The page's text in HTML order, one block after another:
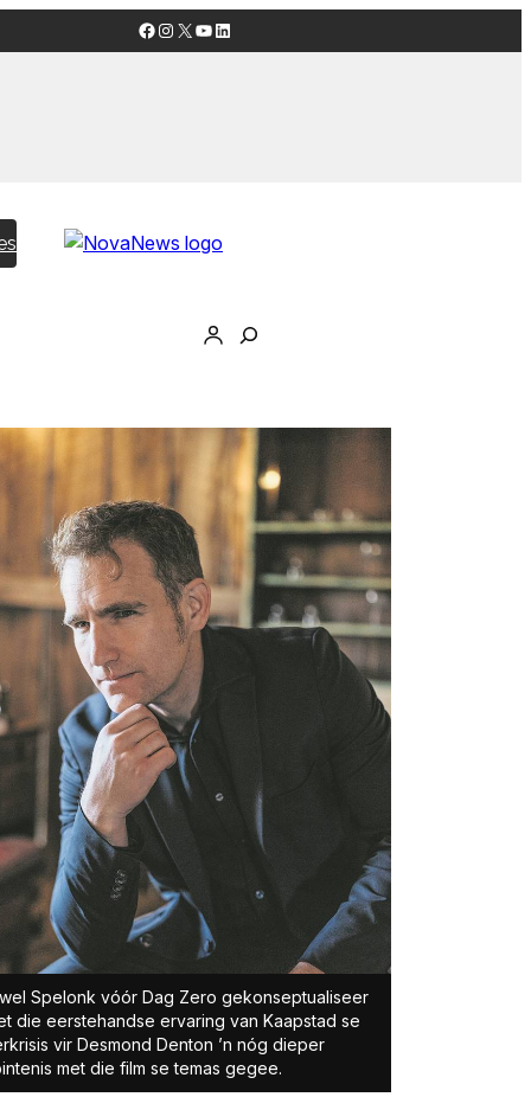
Facebook
Instagram
X YouTube
LinkedIn
Spelonk vóór Dag Zero gekonseptualiseer
die eerstehandse ervaring van Kaapstad se
vir Desmond Denton ’n nóg dieper
met die film se temas gegee.